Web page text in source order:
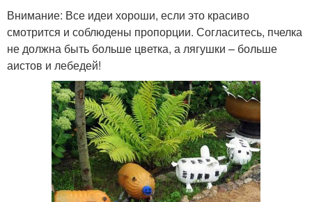
Внимание: Все идеи хороши, если это красиво
смотрится и соблюдены пропорции. Согласитесь, пчелка
не должна быть больше цветка, а лягушки – больше
аистов и лебедей!